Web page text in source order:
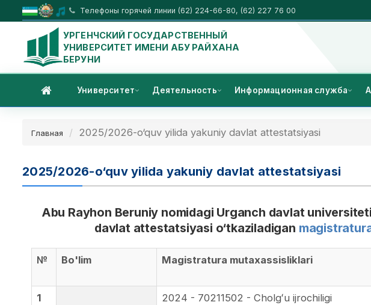
Телефоны горячей линии (62) 224-66-80, (62) 227 76 00
УРГЕНЧСКИЙ ГОСУДАРСТВЕННЫЙ
УНИВЕРСИТЕТ ИМЕНИ АБУ РАЙХАНА
БЕРУНИ
Университет Деятельность Информационная служба
Главная 2025/2026-o‘quv yilida yakuniy davlat attestatsiyasi
2025/2026-o‘quv yilida yakuniy davlat attestatsiyasi
Abu Rayhon Beruniy nomidagi Urganch davlat
davlat attestatsiyasi o‘tkaziladigan
№ Bo'lim Magistratura mutaxassisliklari
1
2024 - 70211502 - Cholgʻu ijrochiligi